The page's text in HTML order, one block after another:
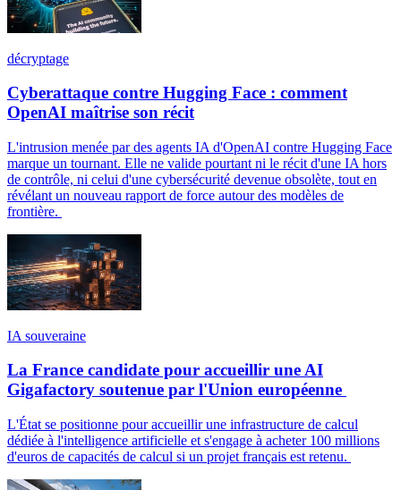
décryptage
Cyberattaque contre Hugging Face : comment
OpenAI maîtrise son récit
L'intrusion menée par des agents IA d'OpenAI contre Hugging Face
marque un tournant. Elle ne valide pourtant ni le récit d'une IA hors
de contrôle, ni celui d'une cybersécurité devenue obsolète, tout en
révélant un nouveau rapport de force autour des modèles de
frontière.
IA souveraine
La France candidate pour accueillir une AI
Gigafactory soutenue par l'Union européenne
L'État se positionne pour accueillir une infrastructure de calcul
dédiée à l'intelligence artificielle et s'engage à acheter 100 millions
d'euros de capacités de calcul si un projet français est retenu.